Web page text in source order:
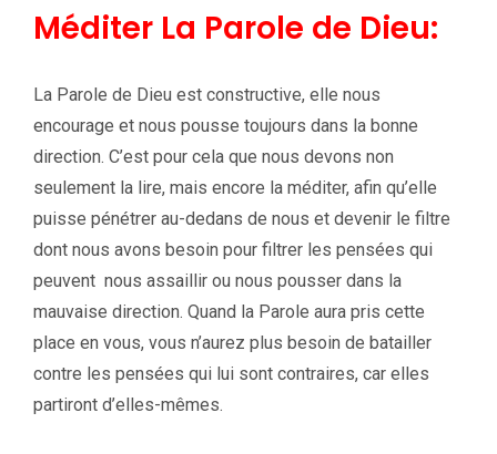
Méditer La Parole de Dieu:
La Parole de Dieu est constructive, elle nous
encourage et nous pousse toujours dans la bonne
direction. C’est pour cela que nous devons non
seulement la lire, mais encore la méditer, afin qu’elle
puisse pénétrer au-dedans de nous et devenir le filtre
dont nous avons besoin pour filtrer les pensées qui
peuvent nous assaillir ou nous pousser dans la
mauvaise direction. Quand la Parole aura pris cette
place en vous, vous n’aurez plus besoin de batailler
contre les pensées qui lui sont contraires, car elles
partiront d’elles-mêmes.